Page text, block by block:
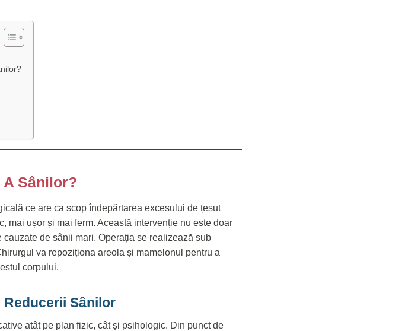
A Sânilor?
ce are ca scop îndepărtarea excesului de țesut
mai ușor și mai ferm. Această intervenție nu este doar
de sânii mari. Operația se realizează sub
va repoziționa areola și mamelonul pentru a
corpului.
Sânilor
atât pe plan fizic, cât și psihologic. Din punct de